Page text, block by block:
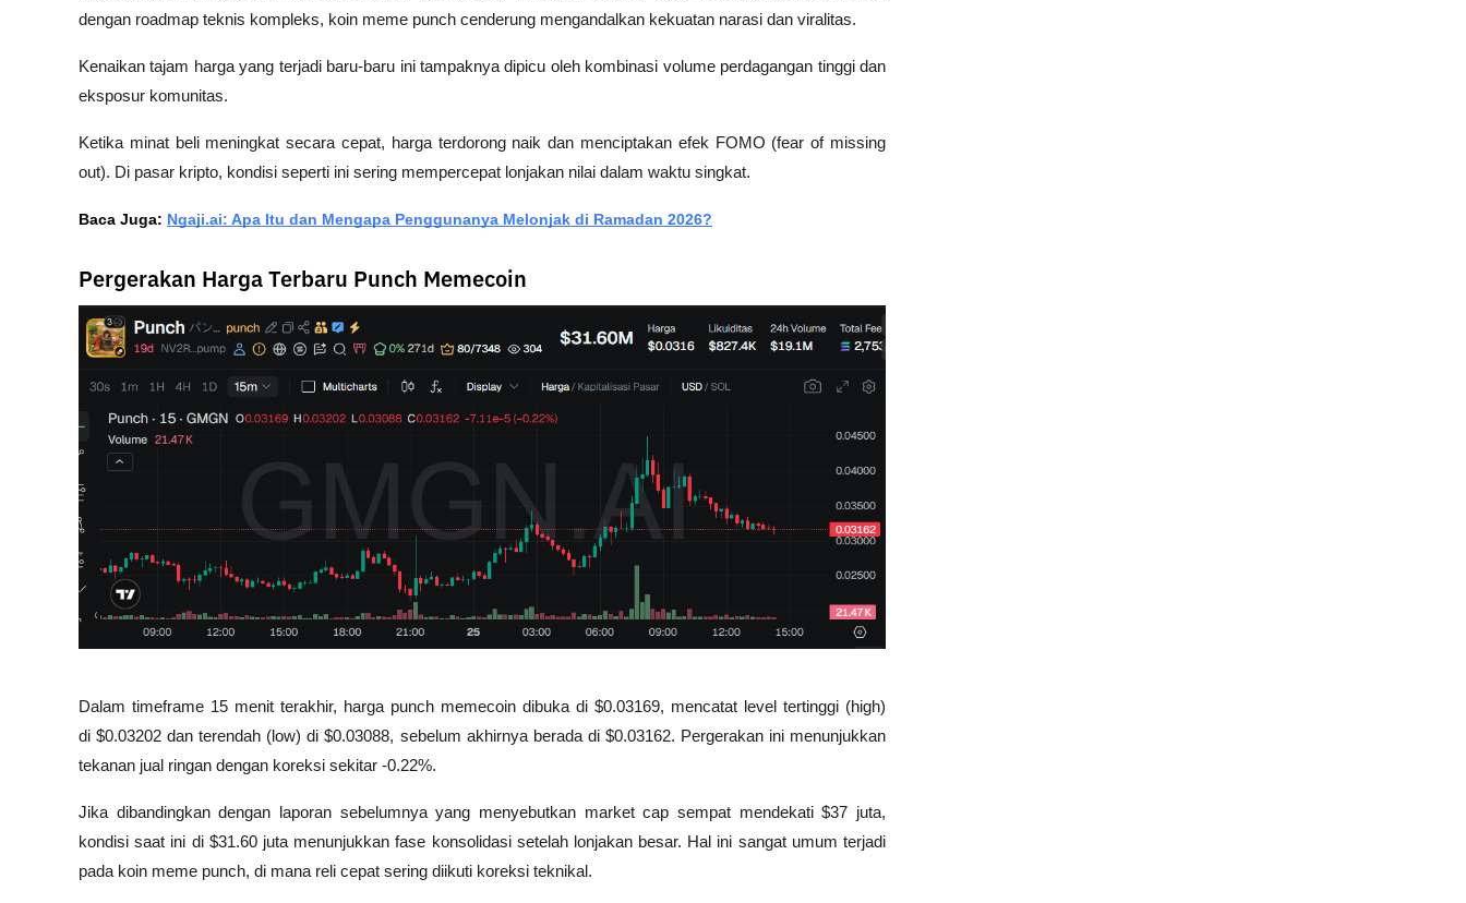
dengan roadmap teknis kompleks, koin meme punch cenderung mengandalkan kekuatan narasi dan viralitas.
Kenaikan tajam harga yang terjadi baru-baru ini tampaknya dipicu oleh kombinasi volume perdagangan tinggi dan
eksposur komunitas.
Ketika minat beli meningkat secara cepat, harga terdorong naik dan menciptakan efek FOMO (fear of missing
out). Di pasar kripto, kondisi seperti ini sering mempercepat lonjakan nilai dalam waktu singkat.
Baca Juga: Ngaji.ai: Apa Itu dan Mengapa Penggunanya Melonjak di Ramadan 2026?
Pergerakan Harga Terbaru Punch Memecoin
Dalam timeframe 15 menit terakhir, harga punch memecoin dibuka di $0.03169, mencatat level tertinggi (high)
di $0.03202 dan terendah (low) di $0.03088, sebelum akhirnya berada di $0.03162. Pergerakan ini menunjukkan
tekanan jual ringan dengan koreksi sekitar -0.22%.
Jika dibandingkan dengan laporan sebelumnya yang menyebutkan market cap sempat mendekati $37 juta,
kondisi saat ini di $31.60 juta menunjukkan fase konsolidasi setelah lonjakan besar. Hal ini sangat umum terjadi
pada koin meme punch, di mana reli cepat sering diikuti koreksi teknikal.